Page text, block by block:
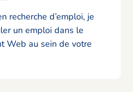
recherche d’emploi, je
un emploi dans le
Web au sein de votre